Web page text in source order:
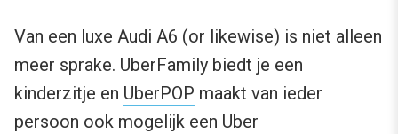
Van een luxe Audi A6 (or likewise) is niet alleen
meer sprake. UberFamily biedt je een
kinderzitje en UberPOP maakt van ieder
persoon ook mogelijk een Uber